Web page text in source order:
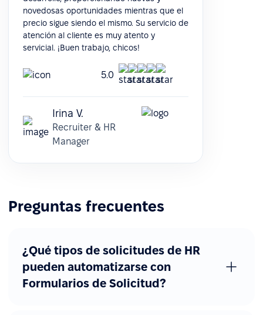
novedosas oportunidades mientras que el
precio sigue siendo el mismo. Su servicio de
atención al cliente es muy atento y
servicial. ¡Buen trabajo, chicos!
5.0
Irina V.
Recruiter & HR
Manager
Preguntas frecuentes
¿Qué tipos de solicitudes de HR
pueden automatizarse con
Formularios de Solicitud?